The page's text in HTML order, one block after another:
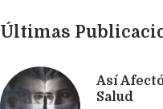
Últimas
Así
Salud